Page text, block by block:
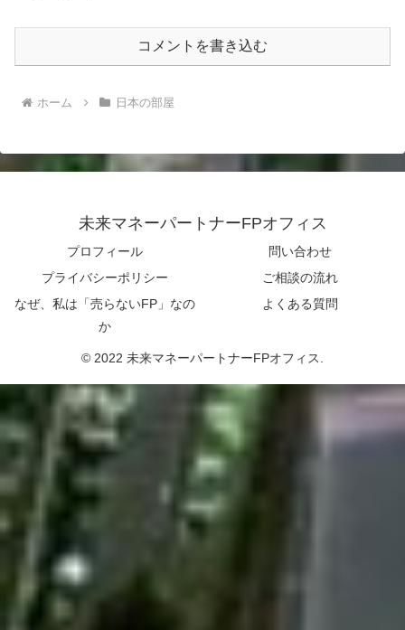
コメントを書き込む
ホーム 日本の部屋
未来マネーパートナーFPオフィス
プロフィール
問い合わせ
プライバシーポリシー
ご相談の流れ
なぜ、私は「売らないFP」なの
か
よくある質問
© 2022 未来マネーパートナーFPオフィス.